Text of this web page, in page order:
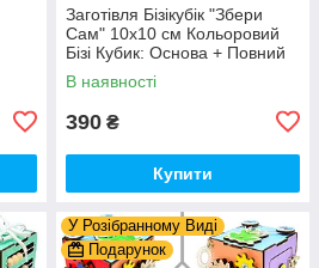
Заготівля Бізікубік "Збери
Сам" 10х10 см Кольоровий
Бізі Кубик: Основа + Повний
Комплект (в Розібраному
Виді) Кубік Бізи, Жовтий
В наявності
390 ₴
Купити
У Розібранному Виді
Подарунок